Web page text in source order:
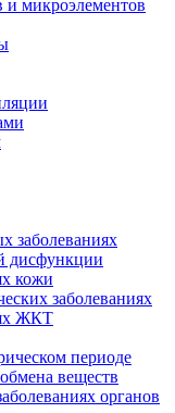
микроэлементов
заболеваниях
дисфункции
кожи
заболеваниях
ЖКТ
периоде
веществ
органов